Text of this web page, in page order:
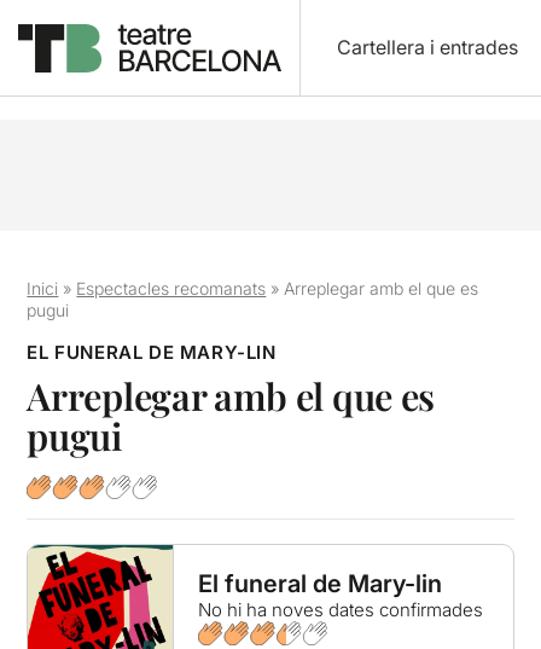
Cartellera i entrades
Inici » Espectacles recomanats » Arreplegar amb el que es
pugui
EL FUNERAL DE MARY-LIN
Arreplegar amb el que es
pugui
El funeral de Mary-lin
No hi ha noves dates confirmades